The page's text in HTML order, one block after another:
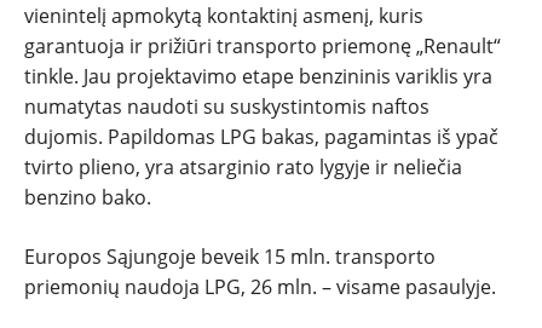
vienintelį apmokytą kontaktinį asmenį, kuris
garantuoja ir prižiūri transporto priemonę „Renault“
tinkle. Jau projektavimo etape benzininis variklis yra
numatytas naudoti su suskystintomis naftos
dujomis. Papildomas LPG bakas, pagamintas iš ypač
tvirto plieno, yra atsarginio rato lygyje ir neliečia
benzino bako.
Europos Sąjungoje beveik 15 mln. transporto
priemonių naudoja LPG, 26 mln. – visame pasaulyje.